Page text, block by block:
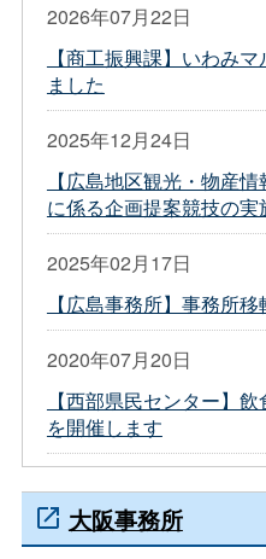
2026年07月22日
【商工振興課】いわみ
ました
2025年12月24日
【広島地区観光・物産
に係る企画提案競技の実
2025年02月17日
【広島事務所】事務所
2020年07月20日
【西部県民センター】
を開催します
大阪事務所